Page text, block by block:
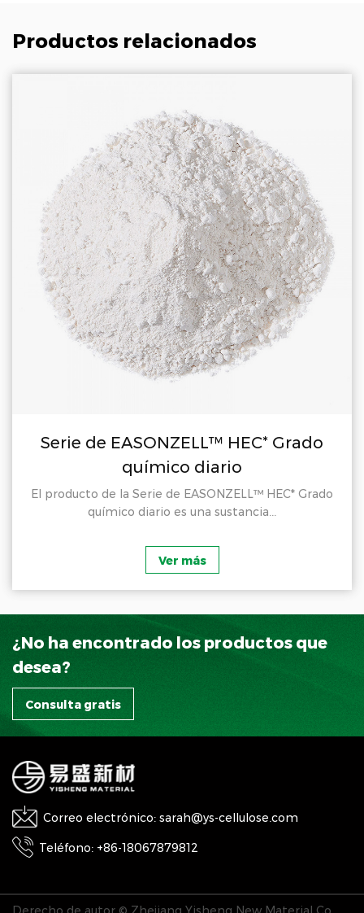
Productos relacionados
Serie de EASONZELL™ HEC* Grado
químico diario
El producto de la Serie de EASONZELL™ HEC* Grado
químico diario es una sustancia...
Ver más
¿No ha encontrado los productos que
desea?
Consulta gratis
Correo electrónico: sarah@ys-cellulose.com
Teléfono: +86-18067879812